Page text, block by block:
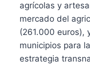
agrícolas y
mercado del
(261.000 euros),
municipios para
estrategia